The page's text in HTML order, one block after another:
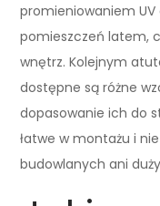
promieniowaniem
pomieszczeń latem,
wnętrz. Kolejnym
dostępne są różne
dopasowanie ich do
łatwe w montażu i
budowlanych ani